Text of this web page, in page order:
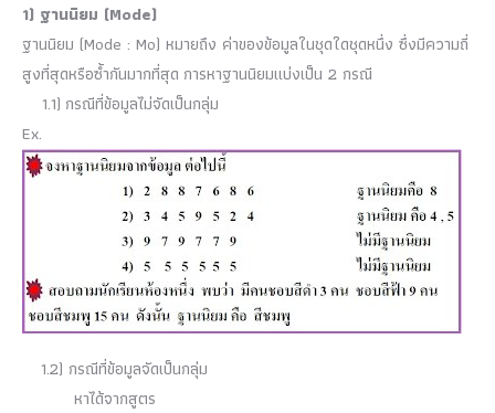
1) ฐานนิยม (Mode)
ฐานนิยม (Mode : Mo) หมายถึง ค่าของข้อมูลในชุดใดชุดหนึ่ง ซึ่งมีความถี่
สูงที่สุดหรือซ้ำกันมากที่สุด การหาฐานนิยมแบ่งเป็น 2 กรณี
1.1) กรณีที่ข้อมูลไม่จัดเป็นกลุ่ม
Ex.
1.2) กรณีที่ข้อมูลจัดเป็นกลุ่ม
หาได้จากสูตร